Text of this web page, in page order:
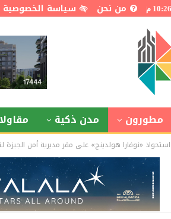
من نحن سياسة الخصوصية
مطورون مدن ذكية
استحواذ «نوفارا هولدينج» على مقر مديرية أمن الجيزة